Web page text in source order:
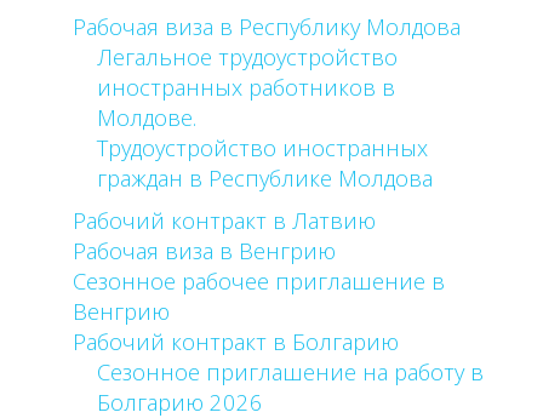
Рабочая виза в Республику Молдова
Легальное трудоустройство
иностранных работников в
Молдове.
Трудоустройство иностранных
граждан в Республике Молдова
Рабочий контракт в Латвию
Рабочая виза в Венгрию
Сезонное рабочее приглашение в
Венгрию
Рабочий контракт в Болгарию
Сезонное приглашение на работу в
Болгарию 2026